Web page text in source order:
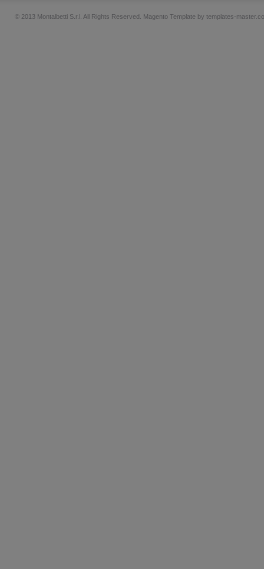
© 2013 Montalbetti S.r.l. All Rights Reserved. Magento Template by templates-